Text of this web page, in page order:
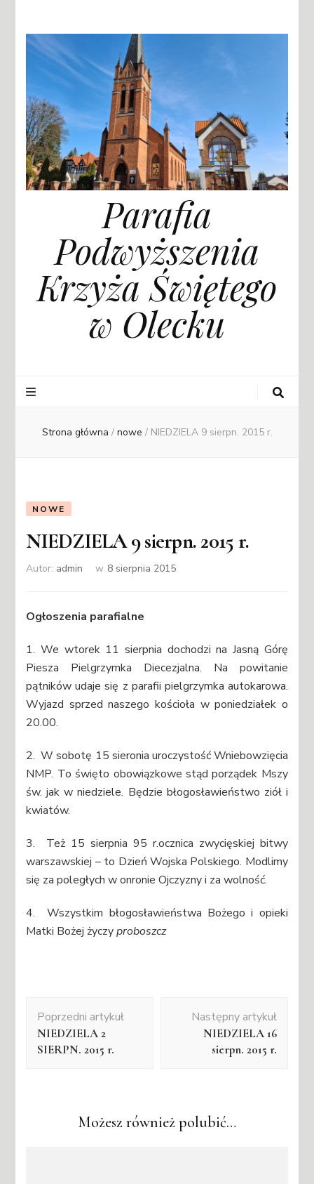
Parafia
Podwyższenia
Krzyża Świętego
w Olecku
Strona główna / nowe / NIEDZIELA 9 sierpn. 2015 r.
NOWE
NIEDZIELA 9 sierpn. 2015 r.
Autor: admin w 8 sierpnia 2015
Ogłoszenia parafialne
1. We wtorek 11 sierpnia dochodzi na Jasną Górę
Piesza Pielgrzymka Diecezjalna. Na powitanie
pątników udaje się z parafii pielgrzymka autokarowa.
Wyjazd sprzed naszego kościoła w poniedziałek o
20.00.
2. W sobotę 15 sieronia uroczystość Wniebowzięcia
NMP. To święto obowiązkowe stąd porządek Mszy
św. jak w niedziele. Będzie błogosławieństwo ziół i
kwiatów.
3. Też 15 sierpnia 95 r.ocznica zwycięskiej bitwy
warszawskiej – to Dzień Wojska Polskiego. Modlimy
się za poległych w onronie Ojczyzny i za wolność.
4. Wszystkim błogosławieństwa Bożego i opieki
Matki Bożej życzyproboszcz
wpisu
Poprzedni artykuł
NIEDZIELA 2
SIERPN. 2015 r.
Następny artykuł
NIEDZIELA 16
sierpn. 2015 r.
Możesz również polubić…